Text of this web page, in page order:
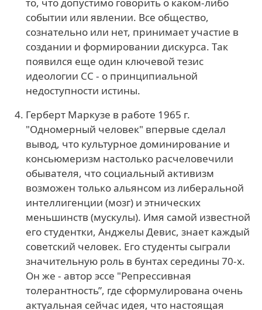
то, что допустимо говорить о каком-либо
событии или явлении. Все общество,
сознательно или нет, принимает участие в
создании и формировании дискурса. Так
появился еще один ключевой тезис
идеологии СС - о принципиальной
недоступности истины.
Герберт Маркузe в рабoте 1965 г.
"Одномерный человек" впервые сделал
вывод, что культурное доминирование и
консьюмеризм настолько расчеловечили
обывателя, что социальный активизм
возможен только альянсом из либеральной
интеллигенции (мозг) и этнических
меньшинств (мускулы). Имя самой известной
его студентки, Анджелы Девис, знает каждый
советский человек. Его студенты сыграли
значительную роль в бунтах середины 70-х.
Он же - автор эссе "Репрессивная
толерантность”, где сформулирована очень
актуальная сейчас идея, что настоящая